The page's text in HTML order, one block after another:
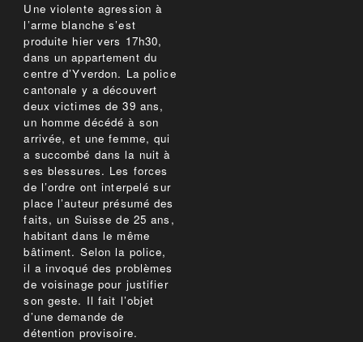
Une violente agression à
l’arme blanche s’est
produite hier vers 17h30,
dans un appartement du
centre d’Yverdon. La police
cantonale y a découvert
deux victimes de 39 ans,
un homme décédé à son
arrivée, et une femme, qui
a succombé dans la nuit à
ses blessures. Les forces
de l’ordre ont interpelé sur
place l’auteur présumé des
faits, un Suisse de 25 ans,
habitant dans le même
bâtiment. Selon la police,
il a invoqué des problèmes
de voisinage pour justifier
son geste. Il fait l’objet
d’une demande de
détention provisoire.